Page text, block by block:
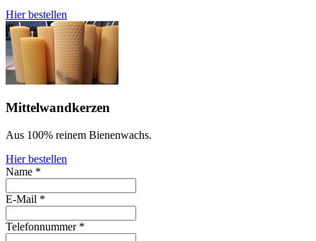
Hier bestellen
Mittelwandkerzen
Aus 100% reinem Bienenwachs.
Hier bestellen
Name *
E-Mail *
Telefonnummer *